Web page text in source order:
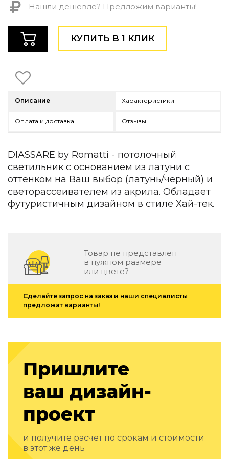
Детская мебель
Фитнес и wellness-оборудование
Коллекции
INTERRA — Soft Modern
ARTOPIA — Mid-Century
Все коллекции мебели
Подбор, производство и комплектация по вашему
По типу
Для кухни
Предметы интерьера
Зеркала
Вентиляторы
Подбор, производство и комплектация по вашему
Сантехника и инженерия
Дизайнерские ванны
Подбор, производство и комплектация по вашему
Стены
Акустические панели
Стеновые декоративные панели
для террас
Террасные и фасадные системы
Биоклиматические перголы
Камень
Изделия из натурального мрамора и камня
Светящийся камень
Нашли дешевле? Предложим варианты!
КУПИТЬ В 1 КЛИК
Описание Характеристики
Оплата и доставка Отзывы
DIASSARE by Romatti - потолочный
светильник с основанием из латуни с
оттенком на Ваш выбор (латунь/черный) и
светорассеивателем из акрила. Обладает
футуристичным дизайном в стиле Хай-тек.
Товар не представлен
в нужном размере
или цвете?
Сделайте запрос на заказ и наши специалисты
предложат варианты!
Пришлите
ваш дизайн-
проект
и получите расчет по срокам и стоимости
в этот же день